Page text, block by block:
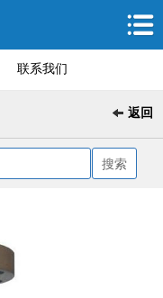
联系我们
返回